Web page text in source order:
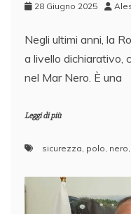
28 Giugno 2025
Negli ultimi anni, la
a livello dichiarativo,
nel Mar Nero. È una
Leggi di più
sicurezza, polo, nero,